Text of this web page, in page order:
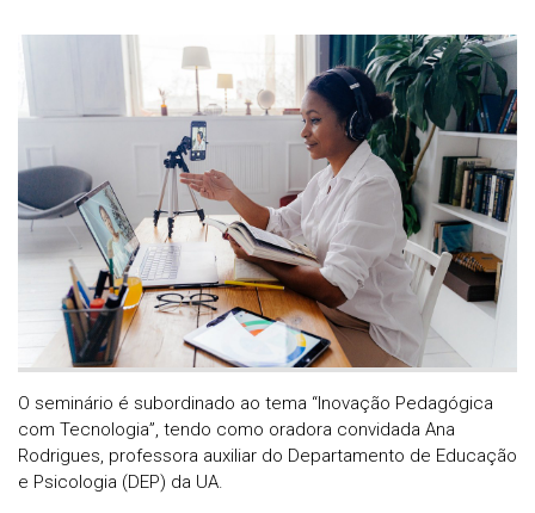
O seminário é subordinado ao tema “Inovação Pedagógica
com Tecnologia”, tendo como oradora convidada Ana
Rodrigues, professora auxiliar do Departamento de Educação
e Psicologia (DEP) da UA.